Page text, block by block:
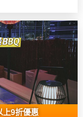
上9折優惠